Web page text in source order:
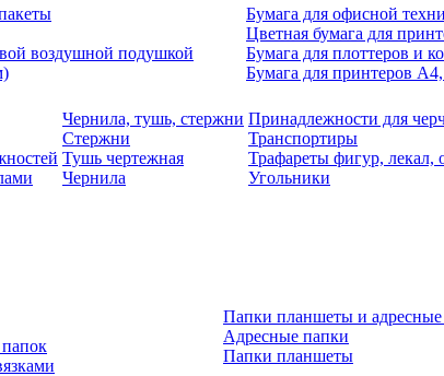
воздушной подушкой
Бумага для офисной
Цветная бумага для
Бумага для плоттеров и
Бумага для принтеров
Чернила, тушь, стержни
Стержни
Тушь чертежная
Чернила
Принадлежности для
Транспортиры
Трафареты фигур, лекал,
Угольники
Папки планшеты и
Адресные папки
Папки планшеты